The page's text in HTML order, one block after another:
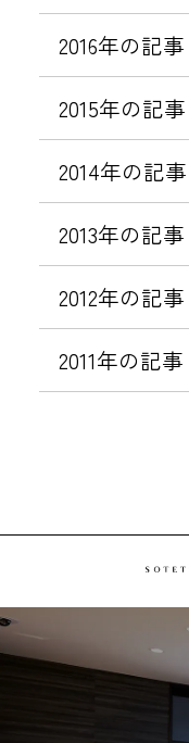
2016年の記事
2015年の記事
2014年の記事
2013年の記事
2012年の記事
2011年の記事